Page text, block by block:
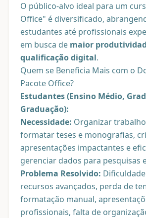
O público-alvo ideal para um
Office" é diversificado,
estudantes até profissionais
em busca de maior
qualificação digital.
Quem se Beneficia Mais com o
Pacote Office?
Estudantes (Ensino Médio,
Graduação):
Necessidade: Organizar
formatar teses e monografias,
apresentações impactantes e
gerenciar dados para pesquisas
Problema Resolvido:
recursos avançados, perda de
formatação manual,
profissionais, falta de